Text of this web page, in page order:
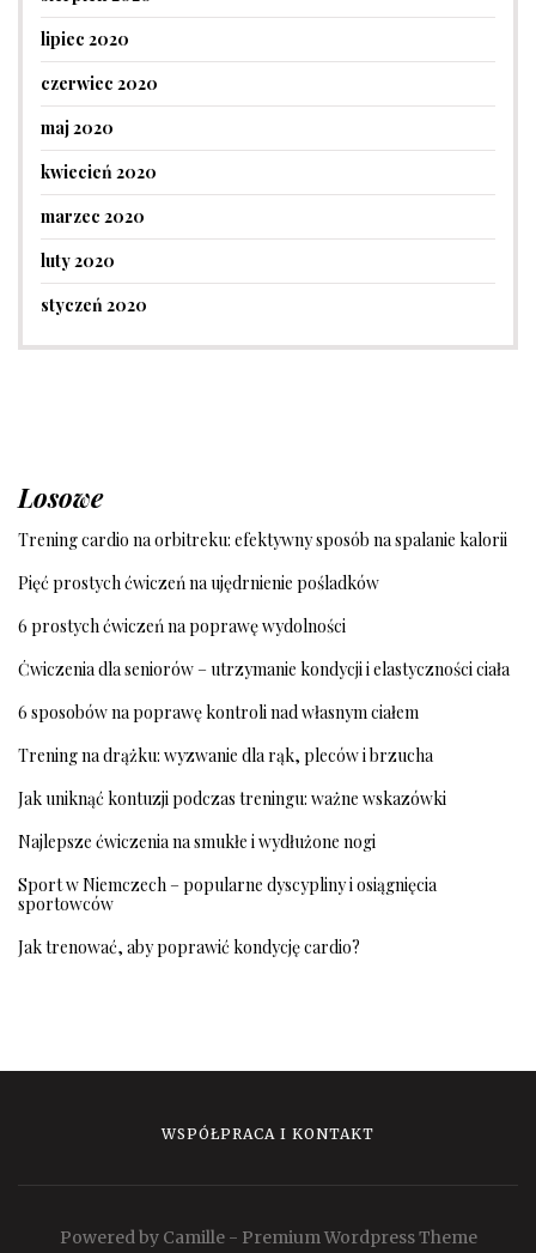
lipiec 2020
czerwiec 2020
maj 2020
kwiecień 2020
marzec 2020
luty 2020
styczeń 2020
Losowe
Trening cardio na orbitreku: efektywny sposób na spalanie kalorii
Pięć prostych ćwiczeń na ujędrnienie pośladków
6 prostych ćwiczeń na poprawę wydolności
Ćwiczenia dla seniorów – utrzymanie kondycji i elastyczności ciała
6 sposobów na poprawę kontroli nad własnym ciałem
Trening na drążku: wyzwanie dla rąk, pleców i brzucha
Jak uniknąć kontuzji podczas treningu: ważne wskazówki
Najlepsze ćwiczenia na smukłe i wydłużone nogi
Sport w Niemczech – popularne dyscypliny i osiągnięcia
sportowców
Jak trenować, aby poprawić kondycję cardio?
WSPÓŁPRACA I KONTAKT
Powered by Camille - Premium Wordpress Theme